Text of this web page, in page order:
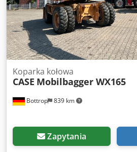
Bottrop 839 km
Koparka kołowa
CASE Mobilbagger WX165
Zapytania